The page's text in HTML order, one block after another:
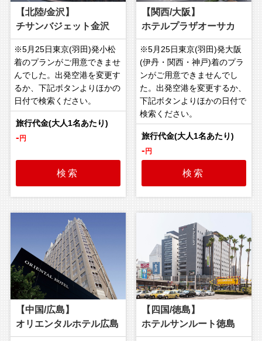
【北陸/金沢】
チサンバジェット金沢
- 円
※5月25日東京(羽田)発小松
着のプランがご用意できませ
んでした。出発空港を変更す
るか、下記ボタンよりほかの
日付で検索ください。
検索
【関西/大阪】
ホテルプラザオーサカ
- 円
※5月25日東京(羽田)発大阪
(伊丹・関西・神戸)着のプラ
ンがご用意できませんでし
た。出発空港を変更するか、
下記ボタンよりほかの日付で
検索ください。
検索
【中国/広島】
オリエンタルホテル広島
【四国/徳島】
ホテルサンルート徳島